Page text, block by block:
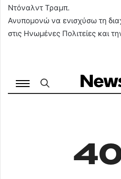
Ντόναλντ Τραμπ.
Ανυπομονώ να ενισχύσω τη
στις Ηνωμένες Πολιτείες και